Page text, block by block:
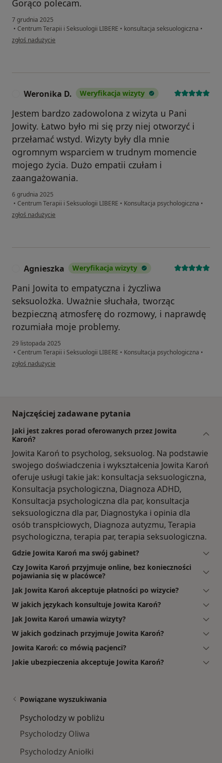
Gorąco polecam.
7 grudnia 2025
• Centrum Terapii i Seksuologii LIBERE • konsultacja seksuologiczna •
w opinii użytkownika Jędrzej
zgłoś nadużycie
Weronika D. Weryfikacja wizyty
Jestem bardzo zadowolona z wizyta u Pani
Jowity. Łatwo było mi się przy niej otworzyć i
przełamać wstyd. Wizyty były dla mnie
ogromnym wsparciem w trudnym momencie
mojego życia. Dużo empatii czułam i
zaangażowania.
6 grudnia 2025
• Centrum Terapii i Seksuologii LIBERE • Konsultacja psychologiczna •
w opinii użytkownika Weronika D.
zgłoś nadużycie
Agnieszka Weryfikacja wizyty
Pani Jowita to empatyczna i życzliwa
seksuolożka. Uważnie słuchała, tworząc
bezpieczną atmosferę do rozmowy, i naprawdę
rozumiała moje problemy.
29 listopada 2025
• Centrum Terapii i Seksuologii LIBERE • Konsultacja psychologiczna •
w opinii użytkownika Agnieszka
zgłoś nadużycie
Najczęściej zadawane pytania
Jaki jest zakres porad oferowanych przez Jowita
Karoń?
Jowita Karoń to psycholog, seksuolog. Na podstawie
swojego doświadczenia i wykształcenia Jowita Karoń
oferuje usługi takie jak: konsultacja seksuologiczna,
Konsultacja psychologiczna, Diagnoza ADHD,
Konsultacja psychologiczna dla par, konsultacja
seksuologiczna dla par, Diagnostyka i opinia dla
osób transpłciowych, Diagnoza autyzmu, Terapia
psychologiczna, terapia par, terapia seksuologiczna.
Gdzie Jowita Karoń ma swój gabinet?
Czy Jowita Karoń przyjmuje online, bez konieczności
pojawiania się w placówce?
Jak Jowita Karoń akceptuje płatności po wizycie?
W jakich językach konsultuje Jowita Karoń?
Jak Jowita Karoń umawia wizyty?
W jakich godzinach przyjmuje Jowita Karoń?
Jowita Karoń: co mówią pacjenci?
Jakie ubezpieczenia akceptuje Jowita Karoń?
Powiązane wyszukiwania
Psycholodzy w pobliżu
Psycholodzy Oliwa
Psycholodzy Aniołki